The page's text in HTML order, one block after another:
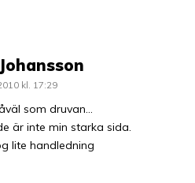
kl. 17:29
som druvan…
är inte min starka sida.
lite handledning